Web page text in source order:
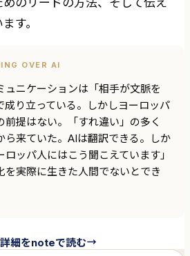
のリードの方法、そして伝え
す。
OVER AI
ュニケーションは「相手が文脈を
成り立っている。しかしヨーロッパ
前提はない。「すれ違い」の多く
ら来ていた。AIは翻訳できる。しか
ッパ人にはこう聞こえています」
を実際に生きた人間でないとでき
細をnoteで読む